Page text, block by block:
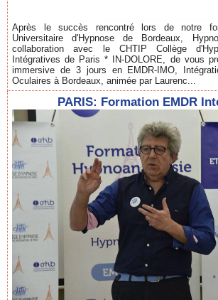
Après le succès rencontré lors de notre
Universitaire d'Hypnose de Bordeaux,
collaboration avec le CHTIP Collège
Intégratives de Paris * IN-DOLORE, de vous
immersive de 3 jours en EMDR-IMO,
Oculaires à Bordeaux, animée par Laurenc...
PARIS: Formation EMDR